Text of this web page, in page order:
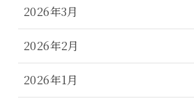
2026年3月
2026年2月
2026年1月